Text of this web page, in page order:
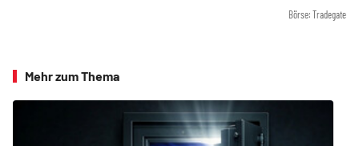
Börse: Tradegate
Mehr zum Thema